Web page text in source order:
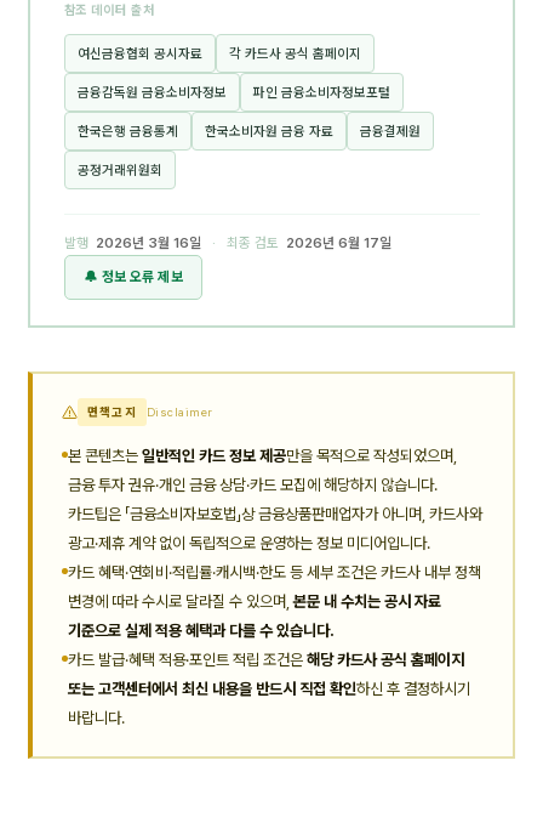
참조 데이터 출처
여신금융협회 공시자료 각 카드사 공식 홈페이지
금융감독원 금융소비자정보 파인 금융소비자정보포털
한국은행 금융통계 한국소비자원 금융 자료 금융결제원
공정거래위원회
발행 2026년 3월 16일 · 최종 검토
2026년 6월 17일
🔔 정보 오류 제보
면책고지 Disclaimer
본 콘텐츠는 일반적인 카드 정보 제공만을 목적으로 작성되었으며,
금융 투자 권유·개인 금융 상담·카드 모집에 해당하지 않습니다.
카드팁은 「금융소비자보호법」상 금융상품판매업자가 아니며, 카드사와
광고·제휴 계약 없이 독립적으로 운영하는 정보 미디어입니다.
카드 혜택·연회비·적립률·캐시백·한도 등 세부 조건은 카드사 내부 정책
변경에 따라 수시로 달라질 수 있으며,본문 내 수치는 공시 자료
기준으로 실제 적용 혜택과 다를 수 있습니다.
카드 발급·혜택 적용·포인트 적립 조건은 해당 카드사 공식 홈페이지
또는 고객센터에서 최신 내용을 반드시 직접 확인하신 후 결정하시기
바랍니다.